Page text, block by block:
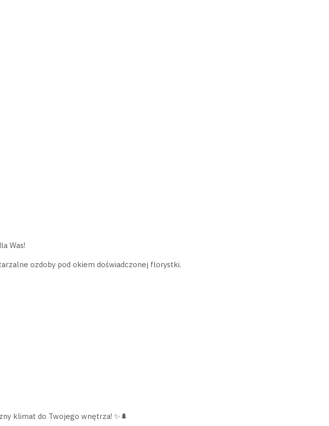
Was!
ozdoby pod okiem doświadczonej florystki.
klimat do Twojego wnętrza! ✨🌲